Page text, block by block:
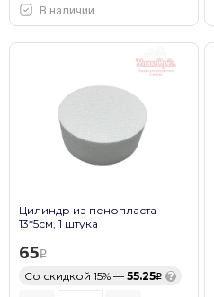
В наличии
Цилиндр из пенопласта
13*5см, 1 штука
65
Со скидкой 15% — 55.25 ?